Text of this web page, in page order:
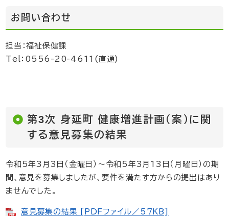
お問い合わせ
担当：福祉保健課
Tel：0556-20-4611(直通)
第3次 身延町 健康増進計画（案）に関
する意見募集の結果
令和5年3月3日（金曜日）～令和5年3月13日（月曜日）の期
間、意見を募集しましたが、要件を満たす方からの提出はあり
ませんでした。
意見募集の結果 [PDFファイル／57KB]